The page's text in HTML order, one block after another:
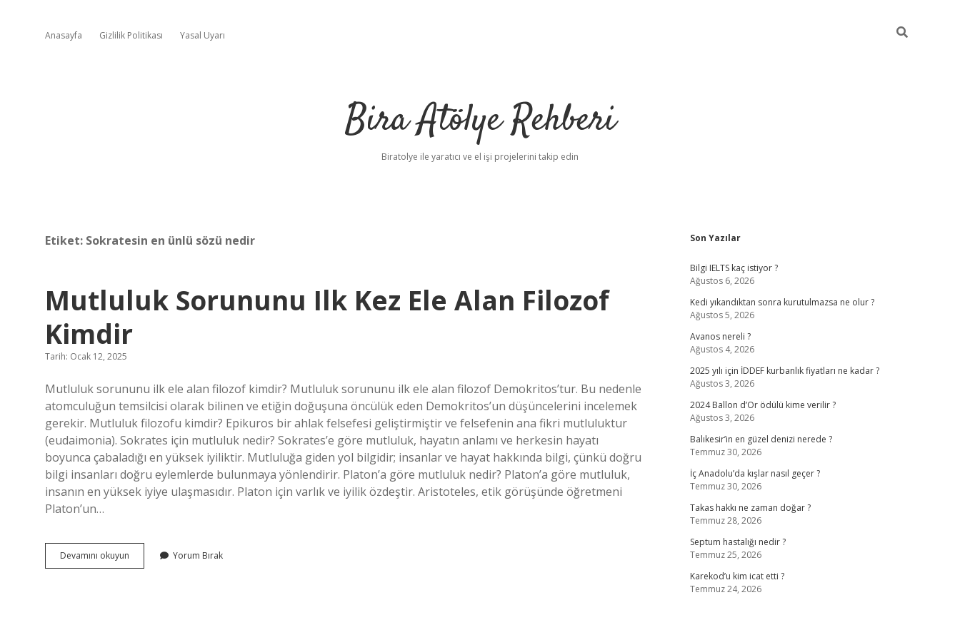
Anasayfa Gizlilik Politikası Yasal Uyarı
Bira Atölye Rehberi
Biratolye ile yaratıcı ve el işi projelerini takip edin
Etiket: Sokratesin en ünlü sözü nedir
Mutluluk Sorununu Ilk Kez Ele Alan Filozof
Kimdir
Tarih: Ocak 12, 2025
Mutluluk sorununu ilk ele alan filozof kimdir? Mutluluk sorununu ilk ele alan filozof Demokritos’tur. Bu nedenle
atomculuğun temsilcisi olarak bilinen ve etiğin doğuşuna öncülük eden Demokritos’un düşüncelerini incelemek
gerekir. Mutluluk filozofu kimdir? Epikuros bir ahlak felsefesi geliştirmiştir ve felsefenin ana fikri mutluluktur
(eudaimonia). Sokrates için mutluluk nedir? Sokrates’e göre mutluluk, hayatın anlamı ve herkesin hayatı
boyunca çabaladığı en yüksek iyiliktir. Mutluluğa giden yol bilgidir; insanlar ve hayat hakkında bilgi, çünkü doğru
bilgi insanları doğru eylemlerde bulunmaya yönlendirir. Platon’a göre mutluluk nedir? Platon’a göre mutluluk,
insanın en yüksek iyiye ulaşmasıdır. Platon için varlık ve iyilik özdeştir. Aristoteles, etik görüşünde öğretmeni
Platon’un…
Devamını okuyun Mutluluk
Sorununu
Yorum Bırak
Sidebar
Son Yazılar
Bilgi IELTS kaç istiyor ?
Ağustos 6, 2026
Kedi yıkandıktan sonra kurutulmazsa ne olur ?
Ağustos 5, 2026
Avanos nereli ?
Ağustos 4, 2026
2025 yılı için İDDEF kurbanlık fiyatları ne kadar ?
Ağustos 3, 2026
2024 Ballon d’Or ödülü kime verilir ?
Ağustos 3, 2026
Balıkesir’in en güzel denizi nerede ?
Temmuz 30, 2026
İç Anadolu’da kışlar nasıl geçer ?
Temmuz 30, 2026
Takas hakkı ne zaman doğar ?
Temmuz 28, 2026
Septum hastalığı nedir ?
Temmuz 25, 2026
Karekod’u kim icat etti ?
Temmuz 24, 2026
ilbetbetci